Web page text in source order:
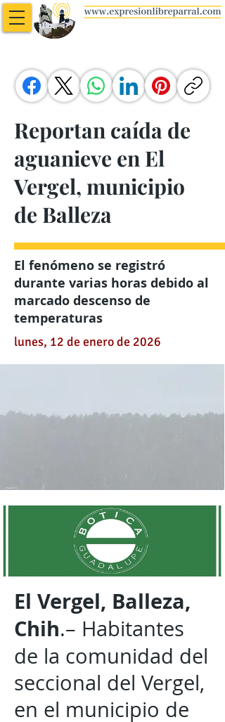
Reportan caída de
aguanieve en El
Vergel, municipio
de Balleza
El fenómeno se registró
durante varias horas debido al
marcado descenso de
temperaturas
lunes, 12 de enero de 2026
El Vergel, Balleza,
Chih.– Habitantes
de la comunidad del
seccional del Vergel,
en el municipio de